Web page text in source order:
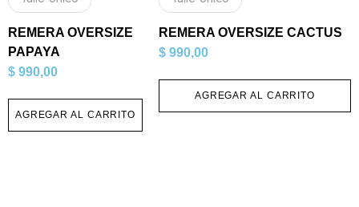
REMERA OVERSIZE
PAPAYA
$ 990,00
AGREGAR AL CARRITO
REMERA OVERSIZE CACTUS
$ 990,00
AGREGAR AL CARRITO